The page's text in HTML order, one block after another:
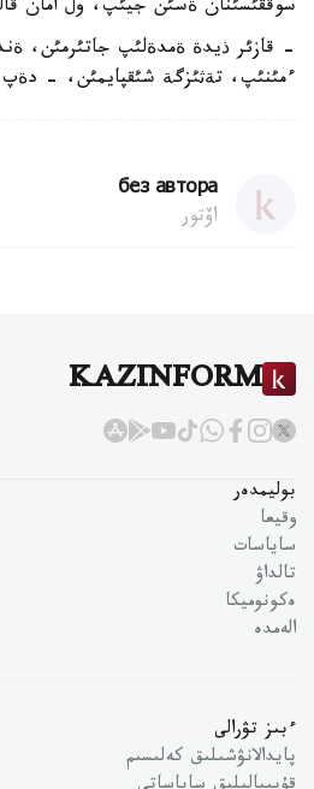
سوققئسئنان ةسئن جيئپ، ول امان
- قازئر ذيدة ةمدةلئپ جاتئرمئن،
ءمئنئپ، تةثئزگة شئقپايمئن، -
без автора
اۆتور
KAZINFORM
بوليمدەر
وقيعا
ساياسات
تالداۋ
ەكونوميكا
الەمدە
ءبىز تۋرالى
پايدالانۋشىلىق كەلىسىم